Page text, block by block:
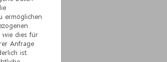
ermöglichen
wie dies für
Anfrage
ist.